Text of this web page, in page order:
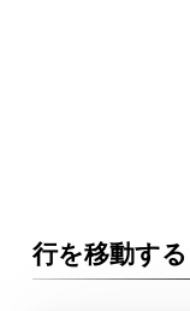
行を移動する